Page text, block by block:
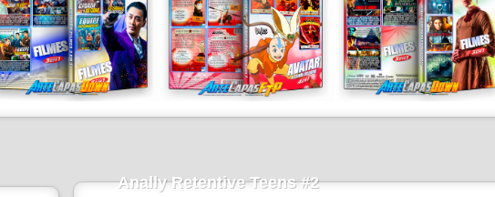
Anally Retentive Teens #2